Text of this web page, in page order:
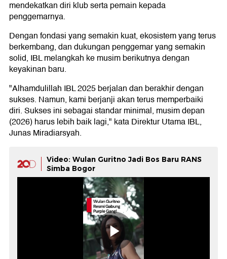
mendekatkan diri klub serta pemain kepada
penggemarnya.
Dengan fondasi yang semakin kuat, ekosistem yang terus
berkembang, dan dukungan penggemar yang semakin
solid, IBL melangkah ke musim berikutnya dengan
keyakinan baru.
"Alhamdulillah IBL 2025 berjalan dan berakhir dengan
sukses. Namun, kami berjanji akan terus memperbaiki
diri. Sukses ini sebagai standar minimal, musim depan
(2026) harus lebih baik lagi," kata Direktur Utama IBL,
Junas Miradiarsyah.
Video: Wulan Guritno Jadi Bos Baru RANS
Simba Bogor